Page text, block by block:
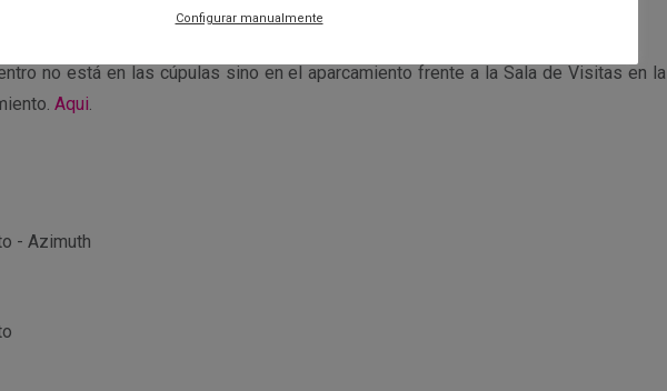
admisión en la actividad es de 6 años.
no está en las cúpulas sino en el aparcamiento frente a la Sala de Visitas en la
Aqui.
- Azimuth
Configurar manualmente